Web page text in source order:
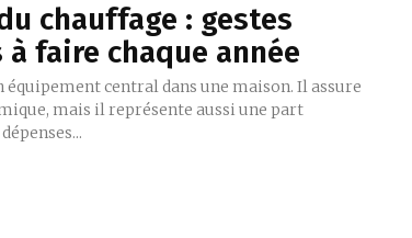
chauffage : gestes
faire chaque année
équipement central dans une maison. Il assure
mais il représente aussi une part